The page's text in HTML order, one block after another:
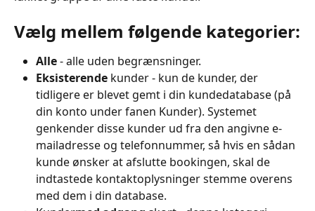
Vælg mellem følgende kategorier:
Alle - alle uden begrænsninger.
Eksisterende kunder - kun de kunder, der
tidligere er blevet gemt i din kundedatabase (på
din konto under fanen Kunder). Systemet
genkender disse kunder ud fra den angivne e-
mailadresse og telefonnummer, så hvis en sådan
kunde ønsker at afslutte bookingen, skal de
indtastede kontaktoplysninger stemme overens
med dem i din database.